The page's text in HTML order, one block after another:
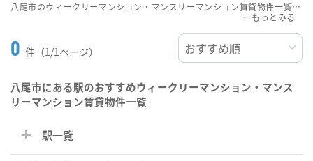
0 件（1/1ページ）
八尾市にある駅のおすすめウィークリーマンション・マンス
リーマンション賃貸物件一覧
駅一覧
八尾市のウィークリーマンション・マンスリーマンション賃貸物件一覧を掲載中。敷金・礼金無料、家具・家電付をご紹介。こだわり条件での絞込みも簡単！
…